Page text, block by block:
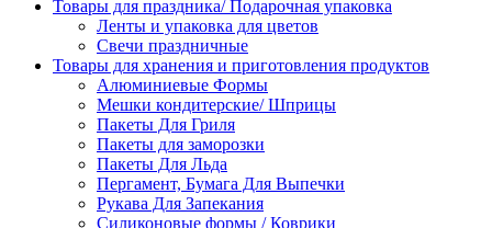
Товары для праздника/ Подарочная упаковка
Ленты и упаковка для цветов
Свечи праздничные
Товары для хранения и приготовления продуктов
Алюминиевые Формы
Мешки кондитерские/ Шприцы
Пакеты Для Гриля
Пакеты для заморозки
Пакеты Для Льда
Пергамент, Бумага Для Выпечки
Рукава Для Запекания
Силиконовые формы / Коврики